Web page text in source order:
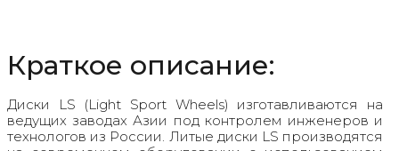
Краткое описание:
Диски LS (Light Sport Wheels) изготавливаются на
ведущих заводах Азии под контролем инженеров и
технологов из России. Литые диски LS производятся